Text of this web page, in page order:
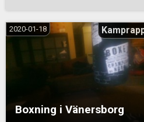
Boxning i Vänersborg
2020-01-18